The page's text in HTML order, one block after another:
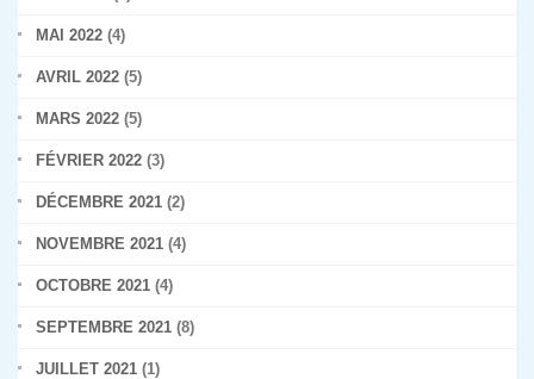
MAI 2022 (4)
AVRIL 2022 (5)
MARS 2022 (5)
FÉVRIER 2022 (3)
DÉCEMBRE 2021 (2)
NOVEMBRE 2021 (4)
OCTOBRE 2021 (4)
SEPTEMBRE 2021 (8)
JUILLET 2021 (1)